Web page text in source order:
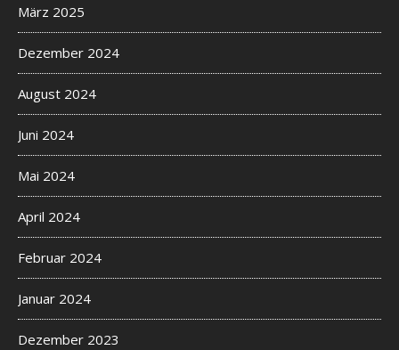
März 2025
Dezember 2024
August 2024
Juni 2024
Mai 2024
April 2024
Februar 2024
Januar 2024
Dezember 2023